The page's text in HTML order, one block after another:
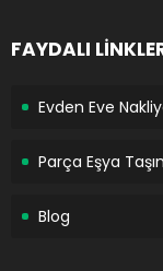
FAYDALI
Evden Eve
Parça Eşya
Blog